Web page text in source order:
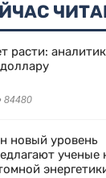
расти:
84480
новый уровень
ученые